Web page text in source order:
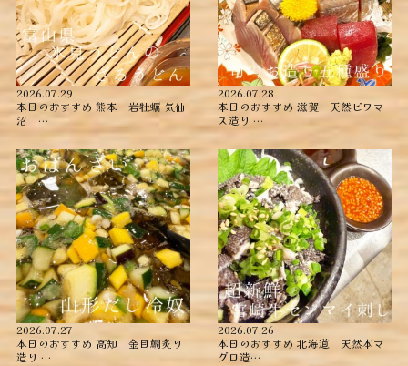
2026.07.29
本日のおすすめ ︎熊本 岩牡蠣 ︎気仙
沼 …
2026.07.28
本日のおすすめ ︎滋賀 天然ビワマ
ス造り …
2026.07.27
本日のおすすめ ︎高知 金目鯛炙り
造り ︎…
2026.07.26
本日のおすすめ ︎北海道 天然本マ
グロ造…